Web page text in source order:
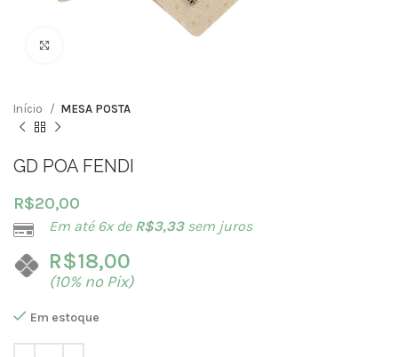
Início MESA POSTA
GD POA FENDI
R$20,00
Em até 6x de R$3,33sem juros
R$18,00
(10% no Pix)
Em estoque